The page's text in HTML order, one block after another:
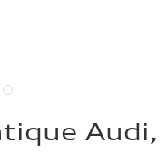
Audi,